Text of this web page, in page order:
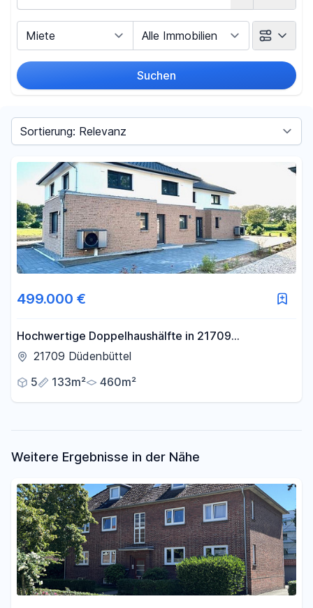
Suchen
- €
Filter für Preis zurücksetzen
Sortieren nach
499.000 €
Hochwertige Doppelhaushälfte in 21709
Düdenbüttel bei Stade
21709 Düdenbüttel
5
133m² 460m²
Weitere Ergebnisse in der Nähe